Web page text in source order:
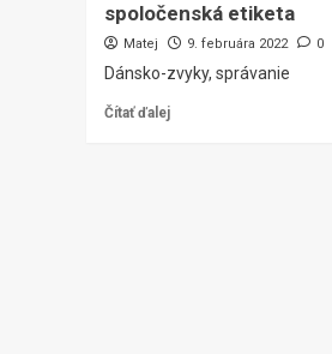
spoločenská etiketa
Matej 9. februára 2022 0
Dánsko-zvyky, správanie
Čítať ďalej